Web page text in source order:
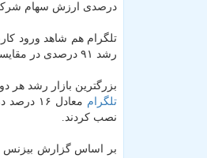
درصدی ارزش سهام
رشد ۹۱ درصدی در مقایسه با هفته قبل از آن داشت و الان در رده دومین برنامه پردانلود فروشگاههای اپل و گوگل قرار دارد.
بزرگترین بازار رشد هر دو برنامه هند بوده و ۲.۳ میلیون نصب جدید معادل بیشتر
تلگرام
معادل
نصب کردند.
بر اساس گزارش بیزنس